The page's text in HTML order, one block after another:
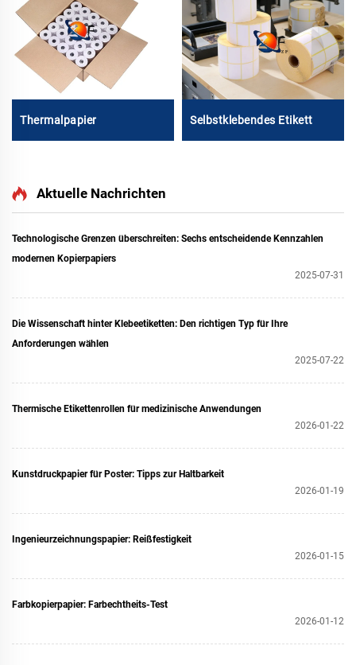
Thermalpapier Selbstklebendes Etikett
Aktuelle Nachrichten
Technologische Grenzen überschreiten: Sechs entscheidende Kennzahlen
modernen Kopierpapiers
2025-07-31
Die Wissenschaft hinter Klebeetiketten: Den richtigen Typ für Ihre
Anforderungen wählen
2025-07-22
Thermische Etikettenrollen für medizinische Anwendungen
2026-01-22
Kunstdruckpapier für Poster: Tipps zur Haltbarkeit
2026-01-19
Ingenieurzeichnungspapier: Reißfestigkeit
2026-01-15
Farbkopierpapier: Farbechtheits-Test
2026-01-12